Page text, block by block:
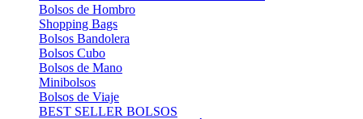
Bolsos de Hombro
Shopping Bags
Bolsos Bandolera
Bolsos Cubo
Bolsos de Mano
Minibolsos
Bolsos de Viaje
BEST SELLER BOLSOS